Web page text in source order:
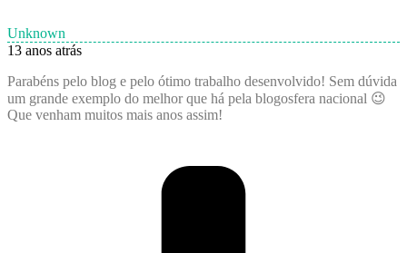
Unknown
13 anos atrás
Parabéns pelo blog e pelo ótimo trabalho desenvolvido! Sem dúvida
um grande exemplo do melhor que há pela blogosfera nacional 😉
Que venham muitos mais anos assim!